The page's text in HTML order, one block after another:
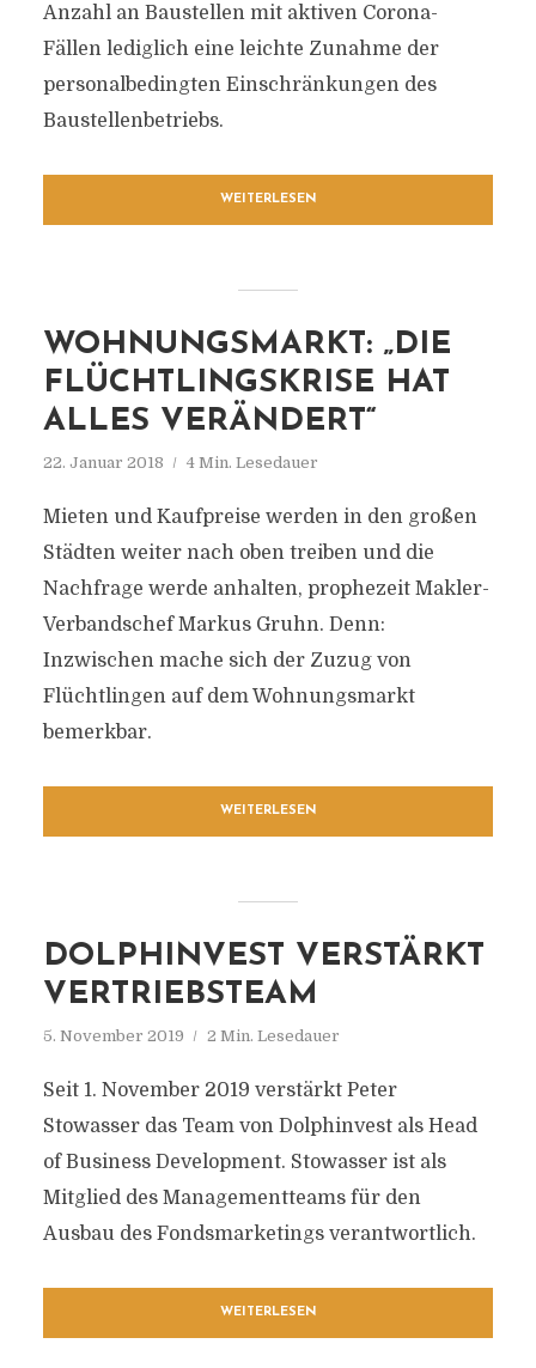
Anzahl an Baustellen mit aktiven Corona-
Fällen lediglich eine leichte Zunahme der
personalbedingten Einschränkungen des
Baustellenbetriebs.
WEITERLESEN
WOHNUNGSMARKT: „DIE
FLÜCHTLINGSKRISE HAT
ALLES VERÄNDERT“
22. Januar 2018 4 Min. Lesedauer
Mieten und Kaufpreise werden in den großen
Städten weiter nach oben treiben und die
Nachfrage werde anhalten, prophezeit Makler-
Verbandschef Markus Gruhn. Denn:
Inzwischen mache sich der Zuzug von
Flüchtlingen auf dem Wohnungsmarkt
bemerkbar.
WEITERLESEN
DOLPHINVEST VERSTÄRKT
VERTRIEBSTEAM
5. November 2019 2 Min. Lesedauer
Seit 1. November 2019 verstärkt Peter
Stowasser das Team von Dolphinvest als Head
of Business Development. Stowasser ist als
Mitglied des Managementteams für den
Ausbau des Fondsmarketings verantwortlich.
WEITERLESEN